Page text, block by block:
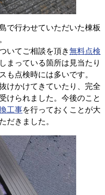
で行わせていただいた棟板
いてご相談を頂き無料点検
まっている箇所は見当たり
も点検時には多いです。
けかけてきていたり、完全
けられました。今後のこと
工事を行っておくことが大
だきました。